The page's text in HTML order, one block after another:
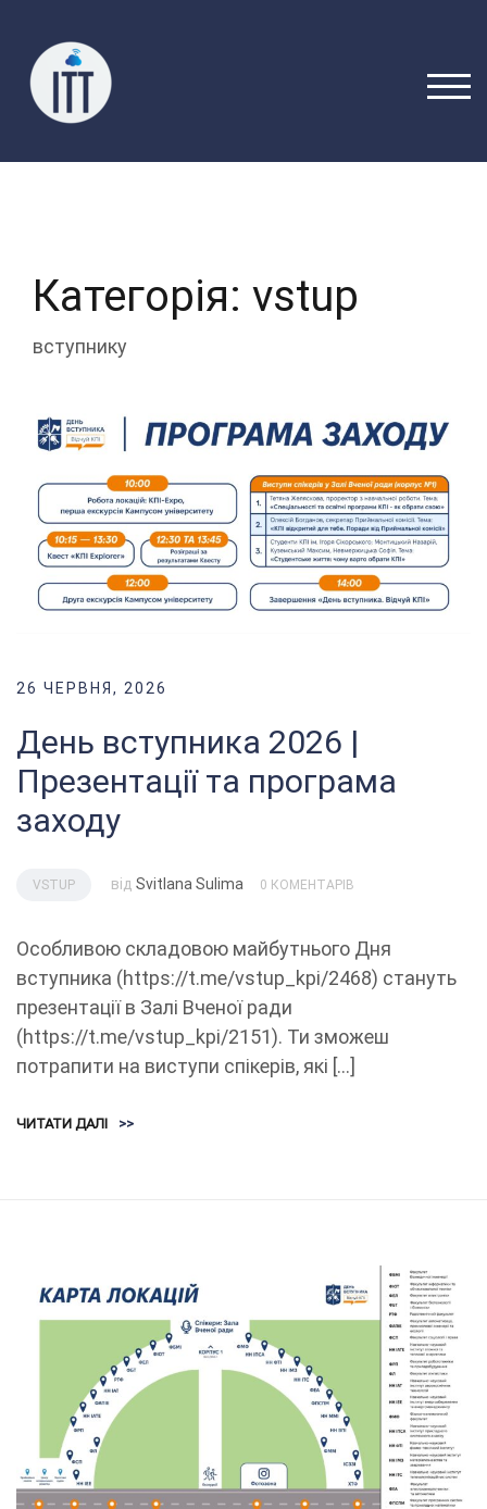
вмісту
Категорія: vstup
вступнику
26 ЧЕРВНЯ, 2026
День вступника 2026 |
Презентації та програма
заходу
VSTUP від Svitlana Sulima 0 КОМЕНТАРІВ
Особливою складовою майбутнього Дня
вступника (https://t.me/vstup_kpi/2468) стануть
презентації в Залі Вченої ради
(https://t.me/vstup_kpi/2151). Ти зможеш
потрапити на виступи спікерів, які […]
ЧИТАТИ ДАЛІ >>